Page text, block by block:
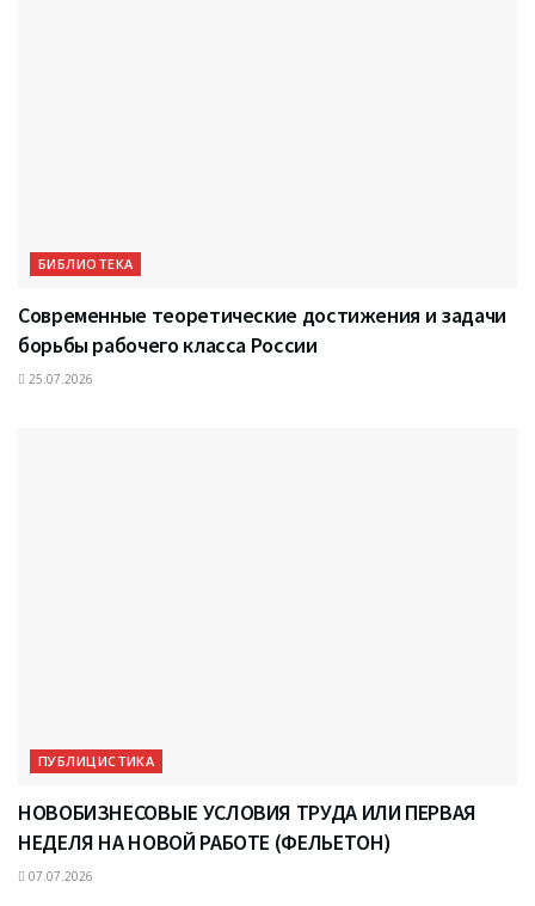
БИБЛИОТЕКА
Современные теоретические достижения и задачи
борьбы рабочего класса России
25.07.2026
ПУБЛИЦИСТИКА
НОВОБИЗНЕСОВЫЕ УСЛОВИЯ ТРУДА ИЛИ ПЕРВАЯ
НЕДЕЛЯ НА НОВОЙ РАБОТЕ (ФЕЛЬЕТОН)
07.07.2026